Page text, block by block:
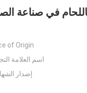
of Origin:
اسم العلامة
إصدار